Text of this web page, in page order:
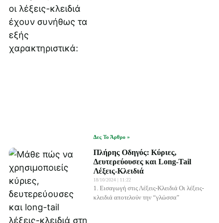
Δες Το Άρθρο »
Πλήρης Οδηγός: Κύριες,
Δευτερεύουσες και Long-Tail
Λέξεις-Κλειδιά
18/10/2024 11:22
1. Εισαγωγή στις Λέξεις-Κλειδιά Οι λέξεις-
κλειδιά αποτελούν την “γλώσσα”